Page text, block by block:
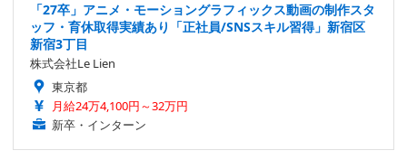
「27卒」アニメ・モーショングラフィックス動画の制作スタ
ッフ・育休取得実績あり「正社員/SNSスキル習得」新宿区
新宿3丁目
株式会社Le Lien
東京都
月給24万4,100円～32万円
新卒・インターン